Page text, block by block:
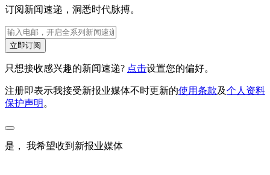
订阅新闻速递，洞悉时代脉搏。
立即订阅
只想接收感兴趣的新闻速递? 点击设置您的偏好。
注册即表示我接受新报业媒体不时更新的使用条款及个人资料
保护声明。
是， 我希望收到新报业媒体